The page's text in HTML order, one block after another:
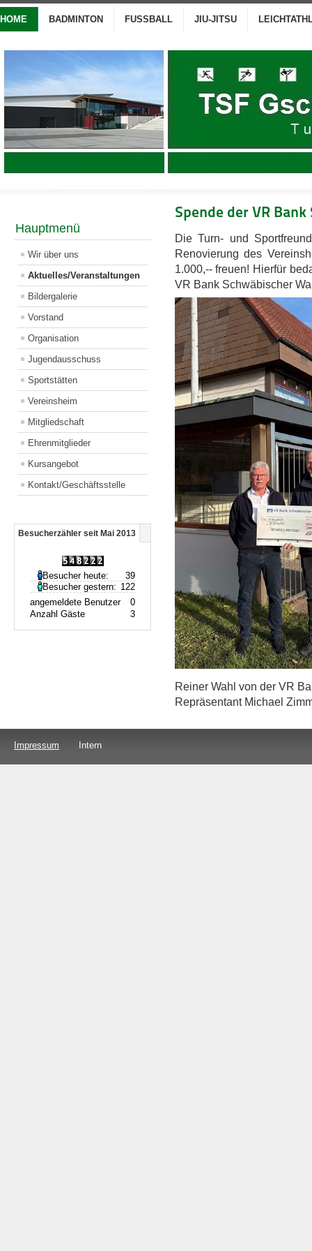
HOME BADMINTON FUSSBALL JIU-JITSU
Hauptmenü
Wir über uns
Aktuelles/Veranstaltungen
Bildergalerie
Vorstand
Organisation
Jugendausschuss
Sportstätten
Vereinsheim
Mitgliedschaft
Ehrenmitglieder
Kursangebot
Kontakt/Geschäftsstelle
Besucherzähler seit Mai 2013
Besucher heute:
39
Besucher gestern: 122
angemeldete Benutzer
0
Anzahl Gäste
3
Spende der VR
Die Turn- und
Renovierung des
1.000,-- freuen! Hierfür
VR Bank Schwäbischer
Reiner Wahl von der VR
Repräsentant Michael
Impressum Intern